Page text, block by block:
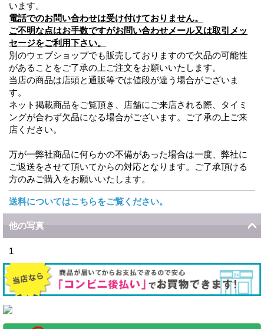
います。
電話でのお問い合わせは受け付けておりません。
ご不明な点はお手数ですがお問い合わせメール又は取引メッ
セージをご利用下さい。
別のウェブショップでも販売しておりますので欠品の可能性
があることをご了承の上ご注文をお願いいたします。
当店の商品は店頭と通販等では値段が違う場合がございま
す。
ネット掲載商品をご覧頂き、店舗にご来店される際、タイミ
ングが合わず欠品になる場合がございます。ご了承の上ご来
店ください。
万が一弊社商品に何らかの不備があった場合は一度、弊社に
ご返送をさせて頂いてからの対応となります。ご了承頂ける
方のみご購入をお願いいたします。
送料についてはこちらをご覧ください。
他の写真
1